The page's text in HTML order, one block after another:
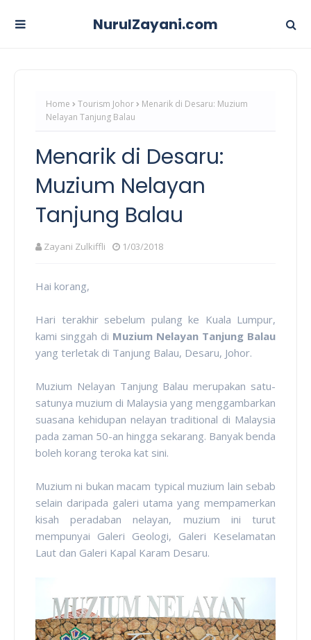
NurulZayani.com
Home Tourism Johor
Menarik di Desaru: Muzium
Nelayan Tanjung Balau
Menarik di Desaru:
Muzium Nelayan
Tanjung Balau
Zayani Zulkiffli 1/03/2018
Hai korang,
Hari terakhir sebelum pulang ke Kuala Lumpur,
kami singgah di Muzium Nelayan Tanjung Balau
yang terletak di Tanjung Balau, Desaru, Johor.
Muzium Nelayan Tanjung Balau merupakan satu-
satunya muzium di Malaysia yang menggambarkan
suasana kehidupan nelayan traditional di Malaysia
pada zaman 50-an hingga sekarang. Banyak benda
boleh korang teroka kat sini.
Muzium ni bukan macam typical muzium lain sebab
selain daripada galeri utama yang mempamerkan
kisah peradaban nelayan, muzium ini turut
mempunyai Galeri Geologi, Galeri Keselamatan
Laut dan Galeri Kapal Karam Desaru.